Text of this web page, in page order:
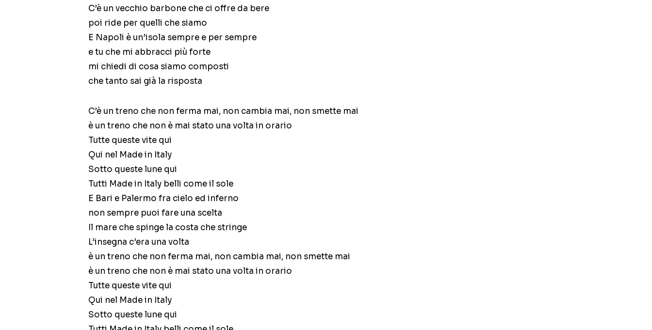
C’è un vecchio barbone che ci offre da bere
poi ride per quelli che siamo
E Napoli è un’isola sempre e per sempre
e tu che mi abbracci più forte
mi chiedi di cosa siamo composti
che tanto sai già la risposta
C’è un treno che non ferma mai, non cambia mai, non smette mai
è un treno che non è mai stato una volta in orario
Tutte queste vite qui
Qui nel Made in Italy
Sotto queste lune qui
Tutti Made in Italy belli come il sole
E Bari e Palermo fra cielo ed inferno
non sempre puoi fare una scelta
Il mare che spinge la costa che stringe
L’insegna c’era una volta
è un treno che non ferma mai, non cambia mai, non smette mai
è un treno che non è mai stato una volta in orario
Tutte queste vite qui
Qui nel Made in Italy
Sotto queste lune qui